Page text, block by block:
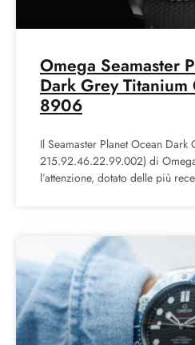
Omega Seamaster
Dark Grey
8906
Il Seamaster Planet Ocean Dark
215.92.46.22.99.002) di
l’attenzione, dotato delle più